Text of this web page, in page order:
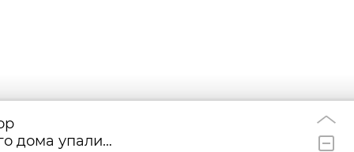
дома упали
Крымские